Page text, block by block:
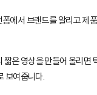
폼에서 브랜드를 알리고 제
은 영상을 만들어 올리면
보여줍니다.